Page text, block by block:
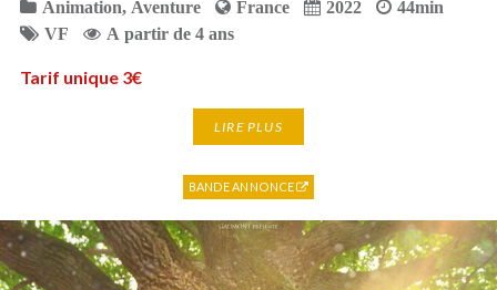
Animation, Aventure France 2022
44min
VF
A partir de 4 ans
Tarif unique 3€
LIRE PLUS
BANDE ANNONCE